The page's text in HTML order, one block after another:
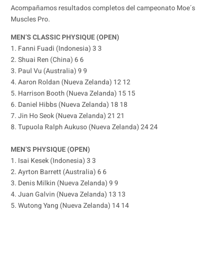
Acompañamos resultados completos del campeonato Moe´s
Muscles Pro.
MEN’S CLASSIC PHYSIQUE (OPEN)
1. Fanni Fuadi (Indonesia) 3 3
2. Shuai Ren (China) 6 6
3. Paul Vu (Australia) 9 9
4. Aaron Roldan (Nueva Zelanda) 12 12
5. Harrison Booth (Nueva Zelanda) 15 15
6. Daniel Hibbs (Nueva Zelanda) 18 18
7. Jin Ho Seok (Nueva Zelanda) 21 21
8. Tupuola Ralph Aukuso (Nueva Zelanda) 24 24
MEN’S PHYSIQUE (OPEN)
1. Isai Kesek (Indonesia) 3 3
2. Ayrton Barrett (Australia) 6 6
3. Denis Milkin (Nueva Zelanda) 9 9
4. Juan Galvin (Nueva Zelanda) 13 13
5. Wutong Yang (Nueva Zelanda) 14 14